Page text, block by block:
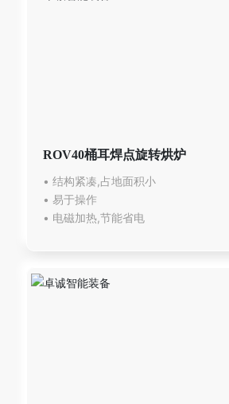
ROV40桶耳焊点旋转烘炉
• 结构紧凑,占地面积小
• 易于操作
• 电磁加热,节能省电